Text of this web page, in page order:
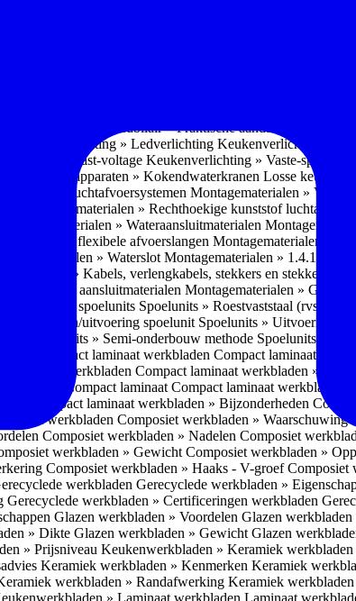
(pvd)
Keukenmeubilair » Praktische aandachtspunten
Keukenverlichting » Ledverlichting Keukenverlichting »
» Vast-voltage Keukenverlichting » Vaste-spanning
Losse keukenapparaten » Kokendwaterkranen Losse
» Luchtafvoersystemen Montagematerialen »
Montagematerialen » Rechthoekige kunststof
Montagematerialen » Wateraansluitmaterialen
1.2.1 Ronde flexibele afvoerslangen Montagematerialen »
» Waterslot Montagematerialen » 1.4.1
» Kabels, verlengkabels, stekkers en
» Gas aansluitmaterialen Montagematerialen »
» Materialen spoelunits Spoelunits » Roestvaststaal (rvs)
» Design/uitvoering spoelunit Spoelunits » Uitvoering
Spoelunits » Semi-onderbouw methode Spoelunits »
» Compact laminaat werkbladen Compact laminaat
laminaat werkbladen Compact laminaat werkbladen »
Compact laminaat Compact laminaat werkbladen
Compact laminaat werkbladen » Bijzonderheden
werkbladen Composiet werkbladen » Waarschuwing
Composiet werkbladen » Nadelen Composiet
werkbladen » Gewicht Composiet werkbladen »
Composiet werkbladen » Haaks - V-groefComposiet
werkbladen Gerecyclede werkbladen »
Gerecyclede werkbladen » Certificeringen werkbladen
Glazen werkbladen » Voordelen Glazen werkbladen
» Dikte Glazen werkbladen » Gewicht Glazen
» Prijsniveau Keukenwerkbladen » Keramiek werkbladen
Keramiek werkbladen » Kenmerken Keramiek
werkbladen » Randafwerking Keramiek